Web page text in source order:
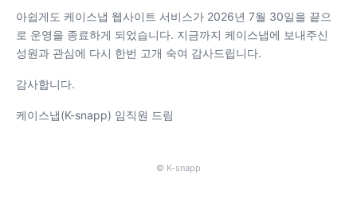
아쉽게도 케이스냅 웹사이트 서비스가 2026년 7월 30일을 끝으
로 운영을 종료하게 되었습니다. 지금까지 케이스냅에 보내주신
성원과 관심에 다시 한번 고개 숙여 감사드립니다.
감사합니다.
케이스냅(K-snapp) 임직원 드림
© K-snapp